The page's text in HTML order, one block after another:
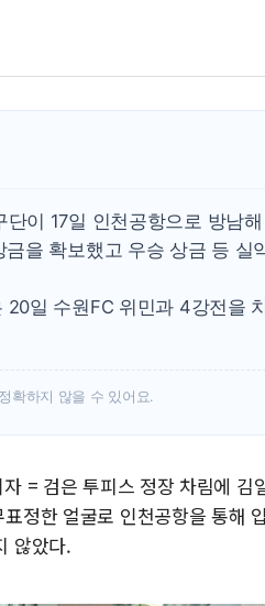
단이 17일 인천공항으로 방남
을 확보했고 우승 상금 등 실
20일 수원FC 위민과 4강전을
확하지 않을 수 있어요.
= 검은 투피스 정장 차림에 김
정한 얼굴로 인천공항을 통해
않았다.